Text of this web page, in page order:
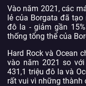
Vào năm 2021, các
lẻ của Borgata đã
đô la - giảm gần
thống tổng thể của
Hard Rock và Ocean
vào năm 2021 so
431,1 triệu đô la và
rất vui vì những thành